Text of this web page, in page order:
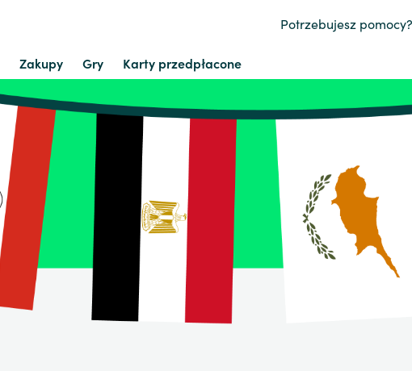
Potrzebujesz pomocy?
Zakupy Gry Karty przedpłacone